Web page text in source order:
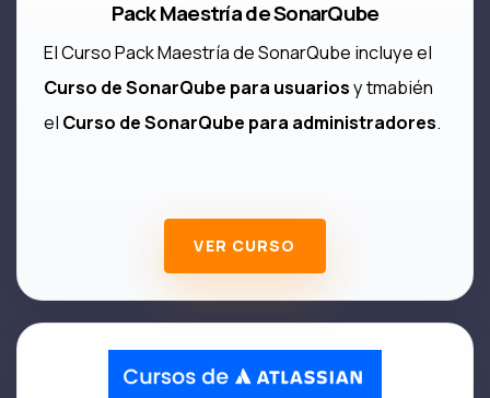
Pack Maestría de SonarQube
El Curso Pack Maestría de SonarQube incluye el
Curso de SonarQube para usuariosy tmabién
el Curso de SonarQube para administradores.
VER CURSO